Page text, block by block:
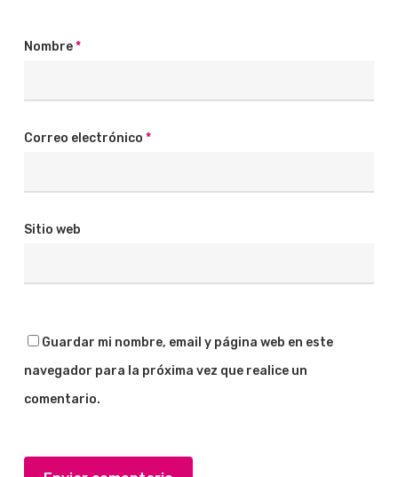
Nombre*
Correo electrónico *
Sitio web
Guardar mi nombre, email y página web en este
navegador para la próxima vez que realice un
comentario.